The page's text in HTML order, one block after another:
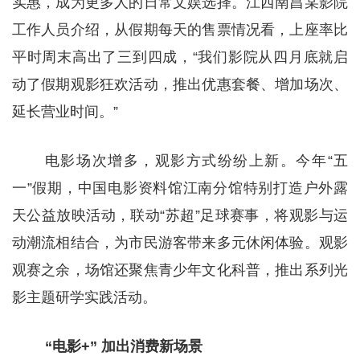
工作人员介绍，从假期每天的售票情况看，上座率比
平时周末高出了三到四成，“我们影院从四月底就启
动了假期观影狂欢活动，推出优惠套餐、增加场次、
延长营业时间。”
电影场次增多，观影方式纷纷上新。今年“五
一”假期，中国电影资料馆江南分馆特别打造户外露
天公益放映活动，联动“苏超”足球赛事，将观影与运
动潮流相结合，为市民游客带来多元休闲体验。观影
观赛之余，场馆还聚焦青少年文化科普，推出系列光
影主题研学实践活动。
“电影+” 加出消费新场景